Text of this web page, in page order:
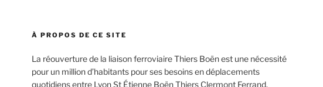
À PROPOS DE CE SITE
La réouverture de la liaison ferroviaire Thiers Boën est une nécessité
pour un million d’habitants pour ses besoins en déplacements
quotidiens entre Lyon St Étienne Boën Thiers Clermont Ferrand.